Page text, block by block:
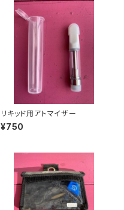
リキッド用アトマイザー
¥750